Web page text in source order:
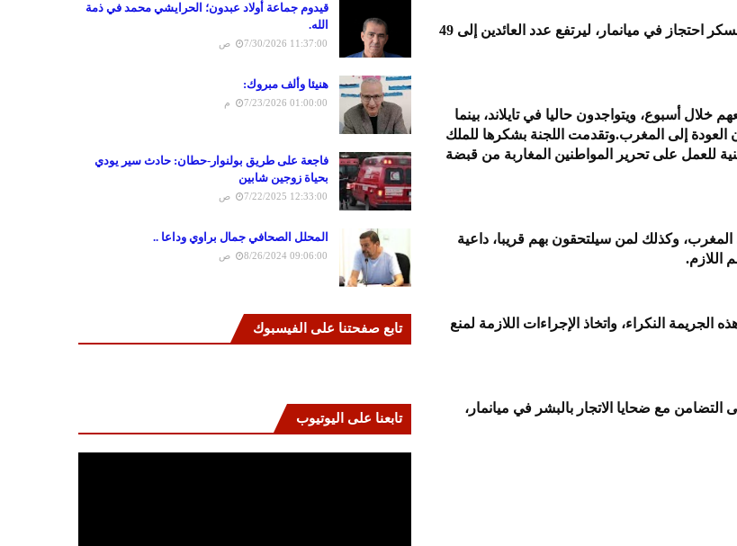
وأعلنت اللجنة في بيان لها عن تحرير 25 مغربيا و مواطن يمني من معسكر احتجاز في ميانمار، ليرتفع عدد العائدين إلى 49
من العائدين تضم 18 مغربيا تم جمعهم خلال أسبوع، ويتواجدون حاليا في تايلاند، بينما
العودة إلى المغرب.وتقدمت اللجنة بشكرها للملك
للعمل على تحرير المواطنين المغاربة من قبضة
وكذلك لمن سيلتحقون بهم قريبا، داعية
النكراء، واتخاذ الإجراءات اللازمة لمنع
التضامن مع ضحايا الاتجار بالبشر في ميانمار،
قيدوم جماعة أولاد عبدون؛ الحرايشي محمد في ذمة
الله.
7/30/2026 11:37:00 ص
هنيئا وألف مبروك:
7/23/2026 01:00:00 م
فاجعة على طريق بولنوار-حطان: حادث سير يودي
بحياة زوجين شابين
7/22/2025 12:33:00 ص
المحلل الصحافي جمال براوي وداعا ..
8/26/2024 09:06:00 ص
تابع صفحتنا على الفيسبوك
تابعنا على اليوتيوب